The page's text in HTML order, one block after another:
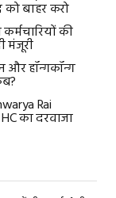
को बाहर करो
की
मंजूरी
और हॉन्गकॉन्ग
Rai
का दरवाजा